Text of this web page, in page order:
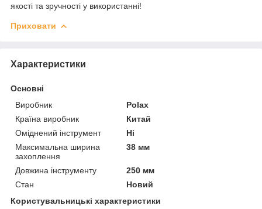
якості та зручності у використанні!
Приховати
Характеристики
Основні
Виробник
Polax
Країна виробник
Китай
Оміднений інструмент
Ні
Максимальна ширина
захоплення
38 мм
Довжина інструменту
250 мм
Стан
Новий
Користувальницькі характеристики